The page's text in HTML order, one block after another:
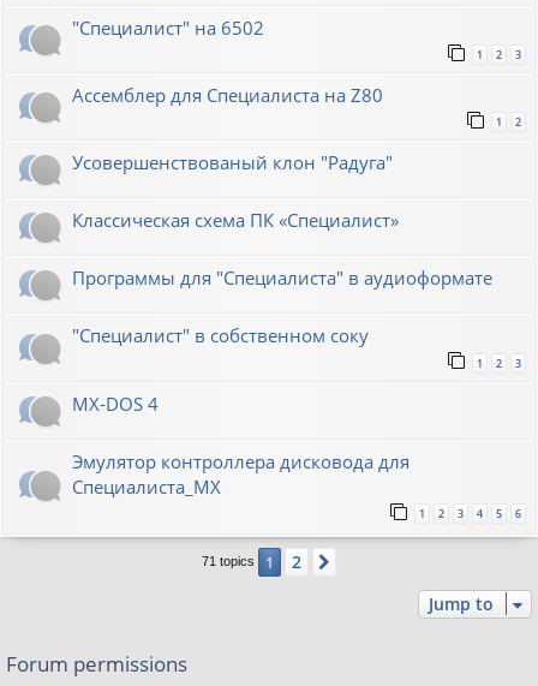
"Специалист" на 6502
1 2 3
Ассемблер для Специалиста на Z80
1 2
Усовершенствованый клон "Радуга"
Классическая схема ПК «Специалист»
Программы для "Специалиста" в аудиоформате
"Специалист" в собственном соку
1 2 3
MX-DOS 4
Эмулятор контроллера дисковода для
Специалиста_МХ
1 2 3 4 5 6
71 topics 1 2
Jump to
Forum permissions